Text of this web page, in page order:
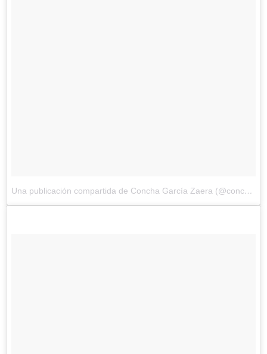
Una publicación compartida de Concha García Zaera (@conchagzaera)